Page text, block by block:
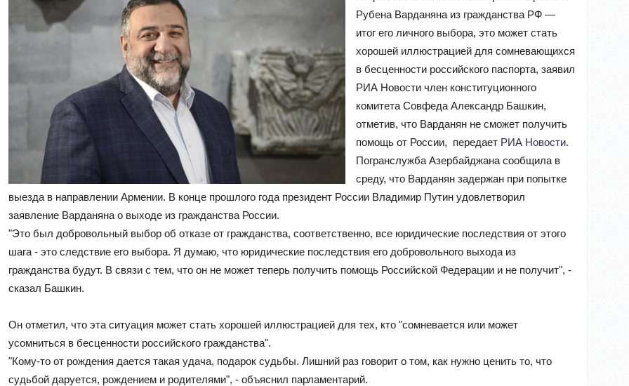
Рубена Варданяна из гражданства РФ —
итог его личного выбора, это может стать
хорошей иллюстрацией для сомневающихся
в бесценности российского паспорта, заявил
РИА Новости член конституционного
комитета Совфеда Александр Башкин,
отметив, что Варданян не сможет получить
помощь от России, передает РИА Новости.
Погранслужба Азербайджана сообщила в
среду, что Варданян задержан при попытке
выезда в направлении Армении. В конце прошлого года президент России Владимир Путин удовлетворил
заявление Варданяна о выходе из гражданства России.
"Это был добровольный выбор об отказе от гражданства, соответственно, все юридические последствия от этого
шага - это следствие его выбора. Я думаю, что юридические последствия его добровольного выхода из
гражданства будут. В связи с тем, что он не может теперь получить помощь Российской Федерации и не получит", -
сказал Башкин.
Он отметил, что эта ситуация может стать хорошей иллюстрацией для тех, кто "сомневается или может
усомниться в бесценности российского гражданства".
"Кому-то от рождения дается такая удача, подарок судьбы. Лишний раз говорит о том, как нужно ценить то, что
судьбой даруется, рождением и родителями", - объяснил парламентарий.